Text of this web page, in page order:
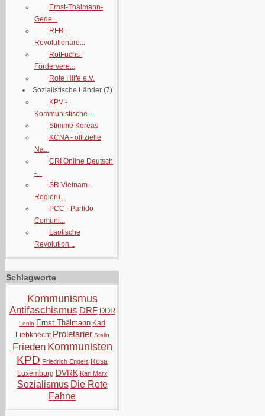
Ernst-Thälmann-
Gede...
RFB -
Revolutionäre...
RotFuchs-
Fördervere...
Rote Hilfe e.V.
Sozialistische Länder (7)
KPV -
Kommunistische...
Stimme Koreas
KCNA - offizielle
Na...
CRI Online Deutsch
-...
SR Vietnam -
Regieru...
PCC - Partido
Comuni...
Laotische
Revolution...
Schlagworte
Kommunismus
Antifaschismus DRF DDR
Lenin Ernst Thälmann Karl
Liebknecht Proletarier Stalin
Frieden Kommunisten
KPD Friedrich Engels Rosa
Luxemburg DVRK Karl Marx
Sozialismus Die Rote
Fahne